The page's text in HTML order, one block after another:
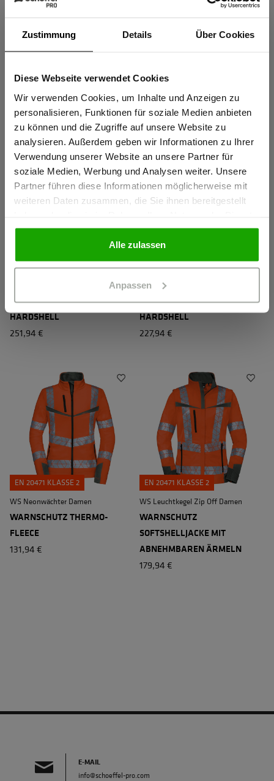
Zustimmung Details Über Cookies
Diese Webseite verwendet Cookies
Wir verwenden Cookies, um Inhalte und Anzeigen zu
personalisieren, Funktionen für soziale Medien anbieten
zu können und die Zugriffe auf unsere Website zu
analysieren. Außerdem geben wir Informationen zu Ihrer
Verwendung unserer Website an unsere Partner für
soziale Medien, Werbung und Analysen weiter. Unsere
Partner führen diese Informationen möglicherweise mit
weiteren Daten zusammen, die Sie ihnen bereitgestellt
gesammelt haben.
Alle zulassen
Anpassen
EN 20471 KLASSE 2
WS Neonwächter Damen
FLEECE
131,94 €
EN 20471 KLASSE 2
SOFTSHELLJACKE MIT
ABNEHMBAREN ÄRMELN
179,94 €
EN 20471 KLASSE 2
WARNSCHUTZ WINTERJACKE
HARDSHELL
251,94 €
EN 20471 KLASSE 2
WS Blitzlicht Damen
WARNSCHUTZ REGENJACKE
HARDSHELL
227,94 €
EN 20471 KLASSE 2
WS Neonwächter Damen
WARNSCHUTZ THERMO-
FLEECE
131,94 €
EN 20471 KLASSE 2
WS Leuchtkegel Zip Off Damen
WARNSCHUTZ
SOFTSHELLJACKE MIT
ABNEHMBAREN ÄRMELN
179,94 €
E-MAIL
info@schoeffel-pro.com
Sind Sie
Gewerbetreibender?
Ich bestätige, dass ich Gewerbetreibender bin. Alle
Preise werden netto ausgewiesen.